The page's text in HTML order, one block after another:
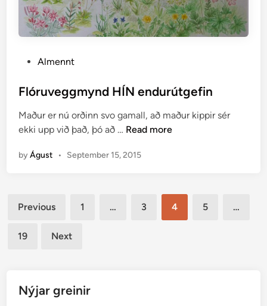
a
ð
a
m
l
s
e
d
n
Almennt
Flóruveggmynd HÍN endurútgefin
Maður er nú orðinn svo gamall, að maður kippir sér
ekki upp við það, þó að … F
ó
Read more
byÁgust • September 15, 2015
Posts
Previous 1 … 3 4 5 …
19 Next
Nýjar greinir